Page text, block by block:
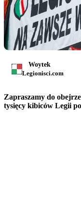
Woytek
Legionisci.com
Zapraszamy do
tysięcy kibiców Legii